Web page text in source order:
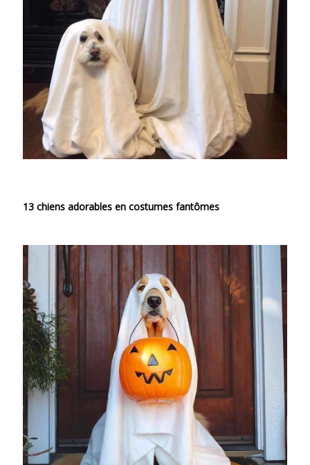
13 chiens adorables en costumes fantômes